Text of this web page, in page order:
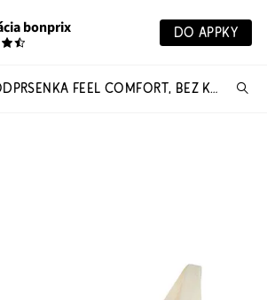
bonprix DO APPKY
VATOVANÁ PODPRSENKA FEEL COMFORT, BEZ KOSTÍC